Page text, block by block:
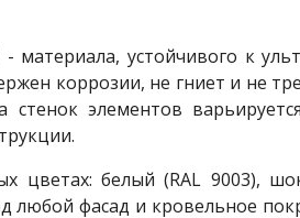
устойчивого к
коррозии, не гниет и не
стенок элементов
цветах: белый (RAL 9003),
любой фасад и кровельное